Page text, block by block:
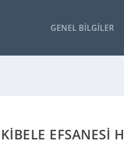
GENEL BILGILER
KIBELE EFSANESI